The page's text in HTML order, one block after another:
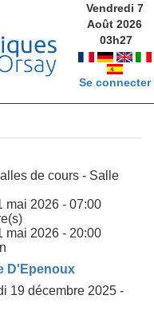
Vendredi 7
Août 2026
03h27
Se connecter
de cours - Salle
mai 2026 - 07:00
mai 2026 - 20:00
D'Epenoux
19 décembre 2025 -